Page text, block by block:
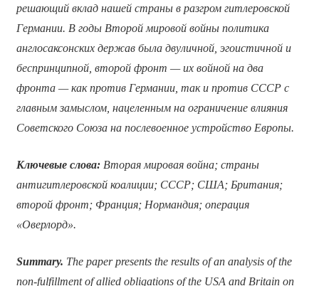
решающий вклад нашей страны в разгром гитлеровской
Германии. В годы Второй мировой войны политика
англосаксонских держав была двуличной, эгоистичной и
беспринципной, второй фронт — их войной на два
фронта — как против Германии, так и против СССР с
главным замыслом, нацеленным на ограничение влияния
Советского Союза на послевоенное устройство Европы.
Ключевые слова: Вторая мировая война; страны
антигитлеровской коалиции; СССР; США; Британия;
второй фронт; Франция; Нормандия; операция
«Оверлорд».
Summary. The paper presents the results of an analysis of the
non-fulfillment of allied obligations of the USA and Britain on